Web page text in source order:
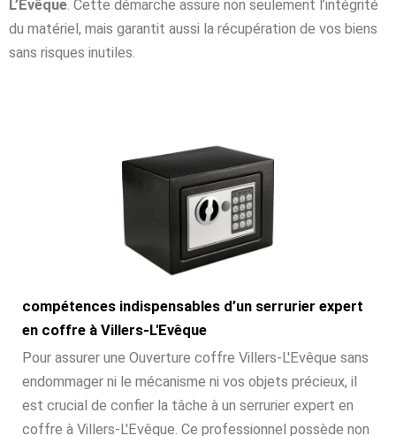
L’Evêque. Cette démarche assure non seulement l’intégrité
du matériel, mais garantit aussi la récupération de vos biens
sans risques inutiles.
compétences indispensables d’un serrurier expert
en coffre à Villers-L'Evêque
Pour assurer une Ouverture coffre Villers-L'Evêque sans
endommager ni le mécanisme ni vos objets précieux, il
est crucial de confier la tâche à un serrurier expert en
coffre à Villers-L'Evêque. Ce professionnel possède non